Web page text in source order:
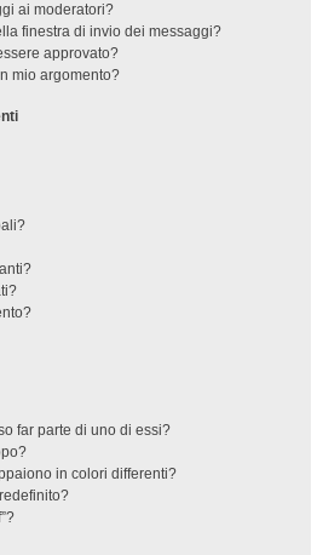
ai moderatori?
finestra di invio dei messaggi?
approvato?
mio argomento?
far parte di uno di essi?
in colori differenti?